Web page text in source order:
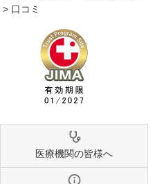
> 口コミ
医療機関の皆様へ